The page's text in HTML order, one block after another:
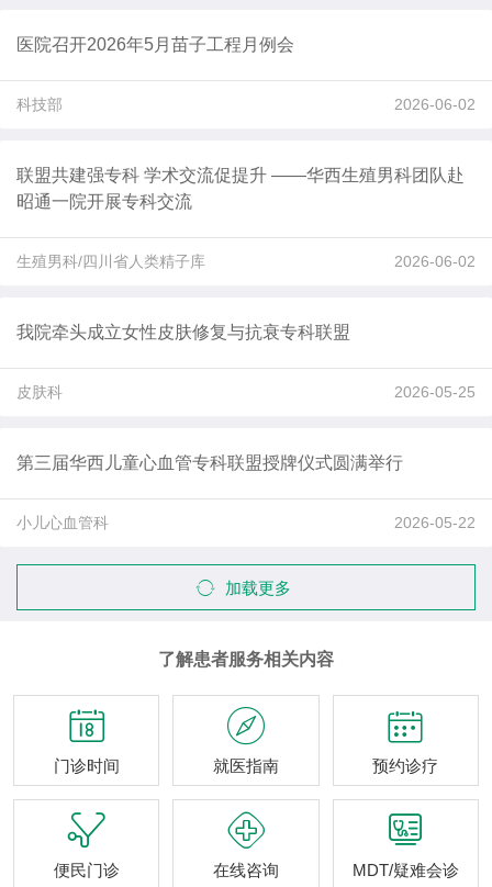
医院召开2026年5月苗子工程月例会
科技部 2026-06-02
联盟共建强专科 学术交流促提升 ——华西生殖男科团队赴
昭通一院开展专科交流
生殖男科/四川省人类精子库 2026-06-02
我院牵头成立女性皮肤修复与抗衰专科联盟
皮肤科 2026-05-25
第三届华西儿童心血管专科联盟授牌仪式圆满举行
小儿心血管科 2026-05-22
加载更多
了解患者服务相关内容

门诊时间

就医指南

预约诊疗

便民门诊

在线咨询

MDT/疑难会诊